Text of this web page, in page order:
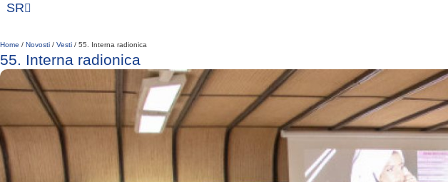
SR
EN
Home / Novosti / Vesti / 55. Interna radionica
55. Interna radionica